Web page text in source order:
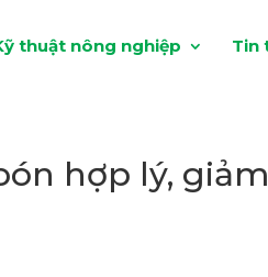
thuật nông nghiệp Tin
hợp lý,